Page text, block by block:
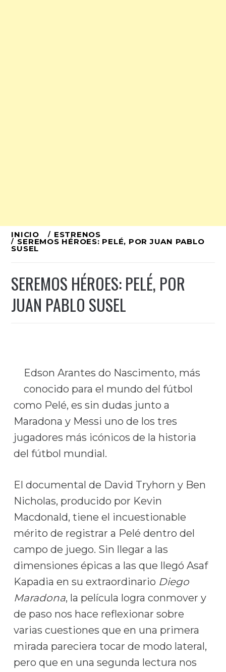
Ir
al
INICIO ESTRENOS
SEREMOS HÉROES: PELÉ, POR JUAN PABLO
SUSEL
SEREMOS HÉROES: PELÉ, POR
JUAN PABLO SUSEL
Edson Arantes do Nascimento, más
conocido para el mundo del fútbol
como Pelé, es sin dudas junto a
Maradona y Messi uno de los tres
jugadores más icónicos de la historia
del fútbol mundial.
El documental de David Tryhorn y Ben
Nicholas, producido por Kevin
Macdonald, tiene el incuestionable
mérito de registrar a Pelé dentro del
campo de juego. Sin llegar a las
dimensiones épicas a las que llegó Asaf
Kapadia en su extraordinario Diego
Maradona, la película logra conmover y
de paso nos hace reflexionar sobre
varias cuestiones que en una primera
mirada pareciera tocar de modo lateral,
pero que en una segunda lectura nos